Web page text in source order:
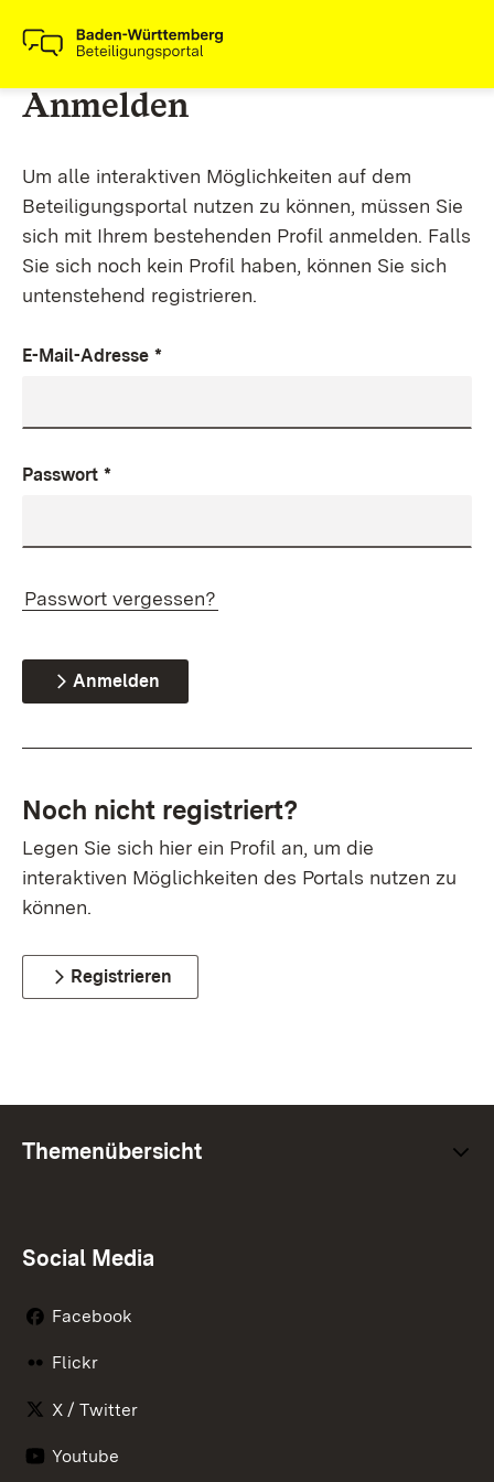
Anmelden
Um alle interaktiven Möglichkeiten auf dem
Beteiligungsportal nutzen zu können, müssen Sie
sich mit Ihrem bestehenden Profil anmelden. Falls
Sie sich noch kein Profil haben, können Sie sich
untenstehend registrieren.
E-Mail-Adresse *
Passwort *
Passwort vergessen?
Anmelden
Noch nicht registriert?
Legen Sie sich hier ein Profil an, um die
interaktiven Möglichkeiten des Portals nutzen zu
können.
Registrieren
Themenübersicht
Social Media
Facebook
Flickr
X / Twitter
Youtube